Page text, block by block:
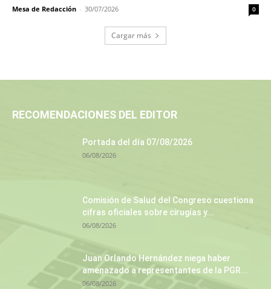
Mesa de Redacción - 30/07/2026 0
Cargar más
RECOMENDACIONES DEL EDITOR
Portada del día 07/08/2026
06/08/2026
Comisión de Salud del Congreso cuestiona
cifras oficiales sobre cirugías y...
06/08/2026
Juan Orlando Hernández niega haber
amenazado a representantes de la PGR...
06/08/2026